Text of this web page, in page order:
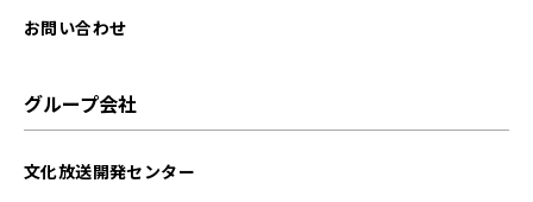
お問い合わせ
グループ会社
文化放送開発センター